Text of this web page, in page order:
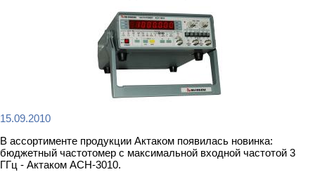
15.09.2010
В ассортименте продукции Актаком появилась новинка:
бюджетный частотомер с максимальной входной частотой 3
ГГц - Актаком АСН-3010.